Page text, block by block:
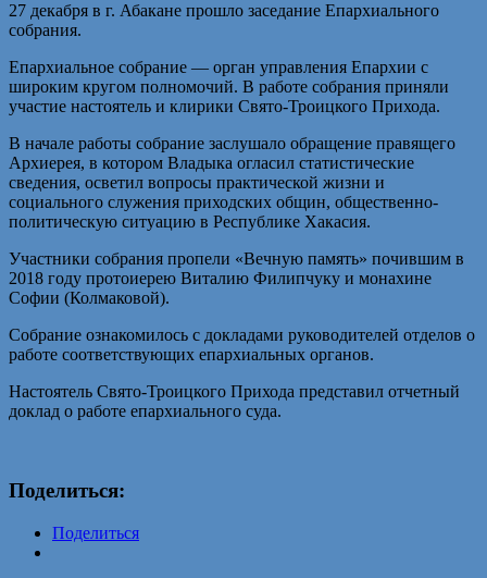
27 декабря в г. Абакане прошло заседание Епархиального
собрания.
Епархиальное собрание — орган управления Епархии с
широким кругом полномочий. В работе собрания приняли
участие настоятель и клирики Свято-Троицкого Прихода.
В начале работы собрание заслушало обращение правящего
Архиерея, в котором Владыка огласил статистические
сведения, осветил вопросы практической жизни и
социального служения приходских общин, общественно-
политическую ситуацию в Республике Хакасия.
Участники собрания пропели «Вечную память» почившим в
2018 году протоиерею Виталию Филипчуку и монахине
Софии (Колмаковой).
Собрание ознакомилось с докладами руководителей отделов о
работе соответствующих епархиальных органов.
Настоятель Свято-Троицкого Прихода представил отчетный
доклад о работе епархиального суда.
Поделиться:
Поделиться